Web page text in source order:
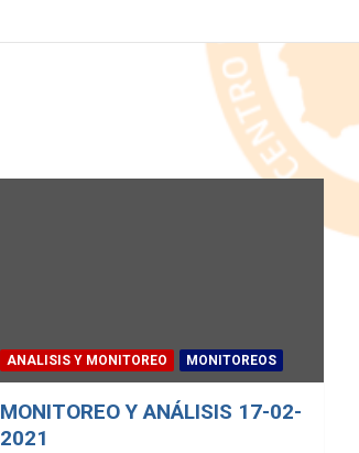
ANALISIS Y MONITOREO MONITOREOS
MONITOREO Y ANÁLISIS 17-02-
2021